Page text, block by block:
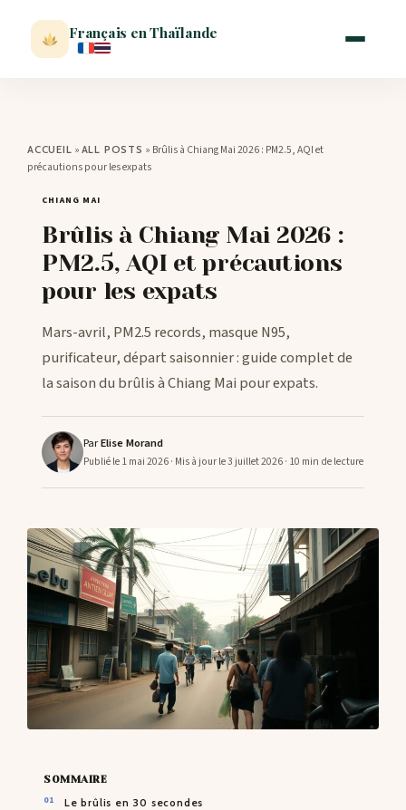
Français en Thaïlande
VISITER
MÉTÉO
CONTACTS
ACCUEIL » ALL POSTS » Brûlis à Chiang Mai 2026 : PM2.5, AQI et
précautions pour les expats
CHIANG MAI
Brûlis à Chiang Mai 2026 :
PM2.5, AQI et précautions
pour les expats
Mars-avril, PM2.5 records, masque N95,
purificateur, départ saisonnier : guide complet de
la saison du brûlis à Chiang Mai pour expats.
ParElise Morand
Publié le 1 mai 2026· Mis à jour le 3 juillet 2026· 10 min de lecture
SOMMAIRE
Le brûlis en 30 secondes